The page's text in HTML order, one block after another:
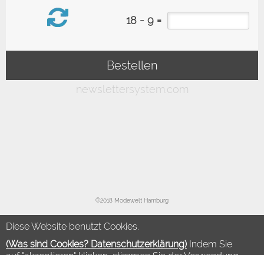
Diese Website benutzt Cookies.
(Was sind Cookies? Datenschutzerklärung) Indem Sie
©2018 Modewelt Hamburg